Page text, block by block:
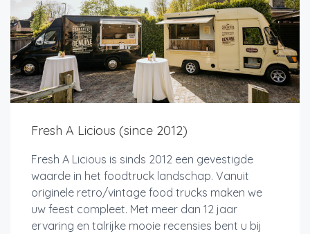
Fresh A Licious (since 2012)
Fresh A Licious is sinds 2012 een gevestigde
waarde in het foodtruck landschap. Vanuit
originele retro/vintage food trucks maken we
uw feest compleet. Met meer dan 12 jaar
ervaring en talrijke mooie recensies bent u bij